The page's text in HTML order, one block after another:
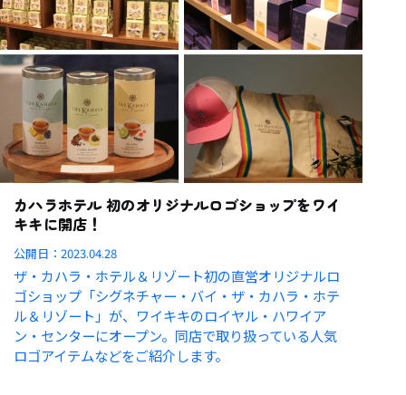
カハラホテル 初のオリジナルロゴショップをワイ
キキに開店！
公開日：2023.04.28
ザ・カハラ・ホテル＆リゾート初の直営オリジナルロ
ゴショップ「シグネチャー・バイ・ザ・カハラ・ホテ
ル＆リゾート」が、ワイキキのロイヤル・ハワイア
ン・センターにオープン。同店で取り扱っている人気
ロゴアイテムなどをご紹介します。